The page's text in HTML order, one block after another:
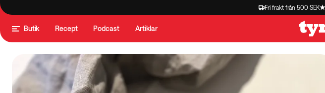
Fri frakt från 500 SEK
Butik Recept Podcast Artiklar